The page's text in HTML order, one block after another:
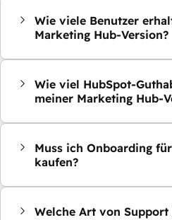
Wie viele Benutzer
Marketing Hub-Version?
Wie viel HubSpot-
meiner Marketing Hub-
Muss ich Onboarding
kaufen?
Welche Art von Support